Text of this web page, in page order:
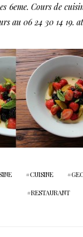
6eme. Cours de
au 06 24 30 14 19.
CUISINE
RESTAURANT